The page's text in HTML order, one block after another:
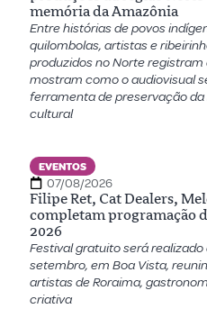
memória da Amazônia
Entre histórias de povos
quilombolas, artistas e
produzidos no Norte
mostram como o audiovisual
ferramenta de preservação
cultural
EVENTOS
07/08/2026
Filipe Ret, Cat Dealers,
completam programação
2026
Festival gratuito será
setembro, em Boa Vista,
artistas de Roraima,
criativa